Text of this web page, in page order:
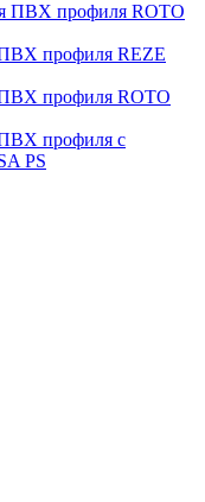
ПВХ профиля ROTO
профиля REZE
профиля ROTO
профиля с
PS